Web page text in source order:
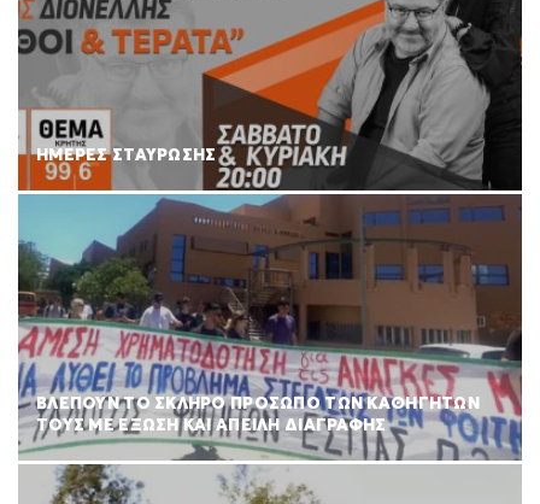
ΗΜΕΡΕΣ ΣΤΑΥΡΩΣΗΣ
ΒΛΕΠΟΥΝ ΤΟ ΣΚΛΗΡΟ ΠΡΟΣΩΠΟ ΤΩΝ ΚΑΘΗΓΗΤΩΝ
ΤΟΥΣ ΜΕ ΕΞΩΣΗ ΚΑΙ ΑΠΕΙΛΗ ΔΙΑΓΡΑΦΗΣ